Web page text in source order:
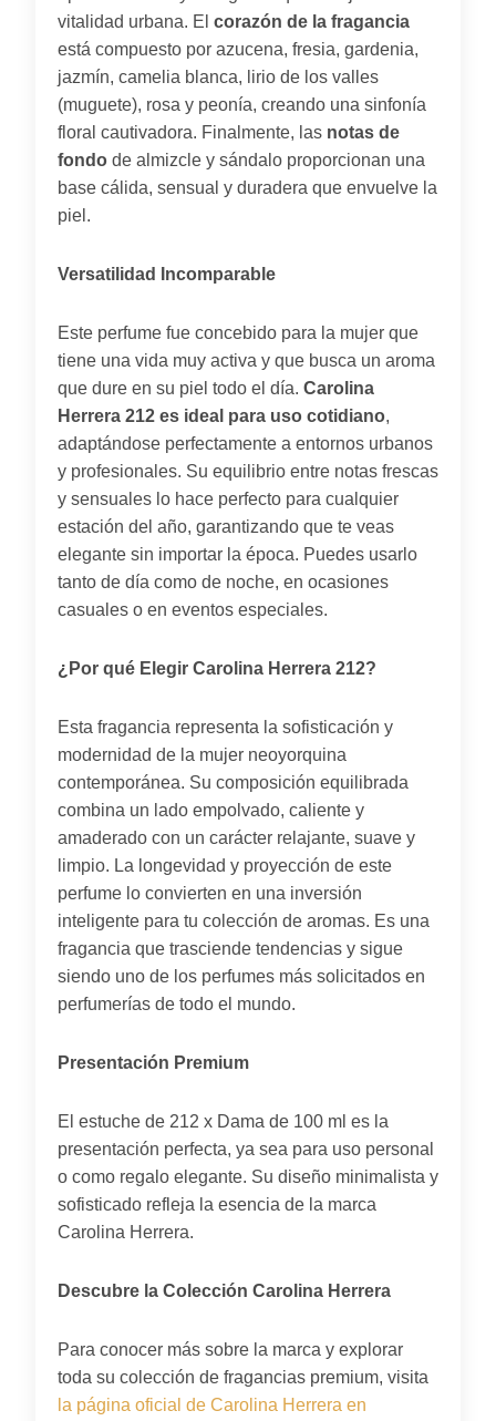
vitalidad urbana. El corazón de la fragancia
está compuesto por azucena, fresia, gardenia,
jazmín, camelia blanca, lirio de los valles
(muguete), rosa y peonía, creando una sinfonía
floral cautivadora. Finalmente, las notas de
fondo de almizcle y sándalo proporcionan una
base cálida, sensual y duradera que envuelve la
piel.
Versatilidad Incomparable
Este perfume fue concebido para la mujer que
tiene una vida muy activa y que busca un aroma
que dure en su piel todo el día. Carolina
Herrera 212 es ideal para uso cotidiano,
adaptándose perfectamente a entornos urbanos
y profesionales. Su equilibrio entre notas frescas
y sensuales lo hace perfecto para cualquier
estación del año, garantizando que te veas
elegante sin importar la época. Puedes usarlo
tanto de día como de noche, en ocasiones
casuales o en eventos especiales.
¿Por qué Elegir Carolina Herrera 212?
Esta fragancia representa la sofisticación y
modernidad de la mujer neoyorquina
contemporánea. Su composición equilibrada
combina un lado empolvado, caliente y
amaderado con un carácter relajante, suave y
limpio. La longevidad y proyección de este
perfume lo convierten en una inversión
inteligente para tu colección de aromas. Es una
fragancia que trasciende tendencias y sigue
siendo uno de los perfumes más solicitados en
perfumerías de todo el mundo.
Presentación Premium
El estuche de 212 x Dama de 100 ml es la
presentación perfecta, ya sea para uso personal
o como regalo elegante. Su diseño minimalista y
sofisticado refleja la esencia de la marca
Carolina Herrera.
Descubre la Colección Carolina Herrera
Para conocer más sobre la marca y explorar
toda su colección de fragancias premium, visita
la página oficial de Carolina Herrera en